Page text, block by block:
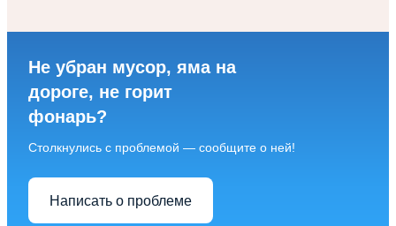
Не убран мусор, яма на
дороге, не горит
фонарь?
Столкнулись с проблемой — сообщите о ней!
Написать о проблеме